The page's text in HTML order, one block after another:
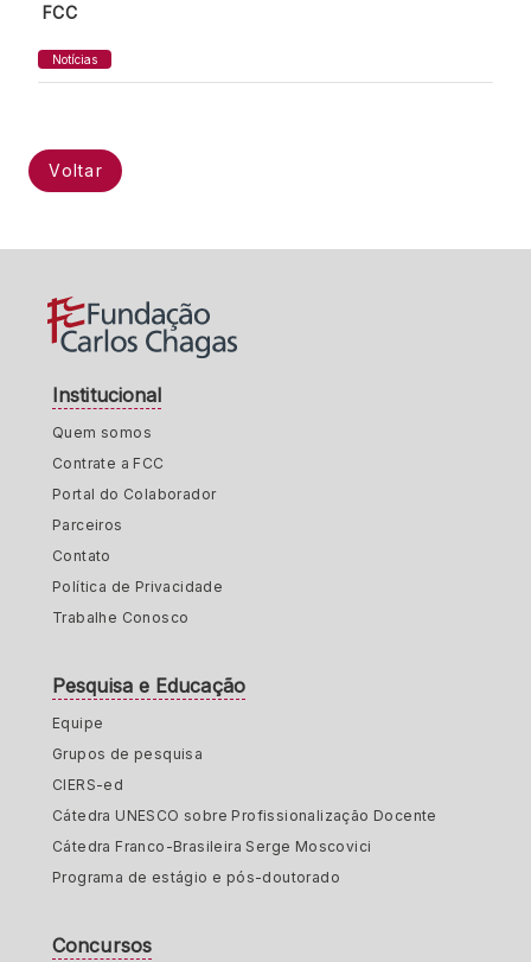
FCC
Notícias
Voltar
Institucional
Quem somos
Contrate a FCC
Portal do Colaborador
Parceiros
Contato
Política de Privacidade
Trabalhe Conosco
Pesquisa e Educação
Equipe
Grupos de pesquisa
CIERS-ed
Cátedra UNESCO sobre Profissionalização Docente
Cátedra Franco-Brasileira Serge Moscovici
Programa de estágio e pós-doutorado
Concursos